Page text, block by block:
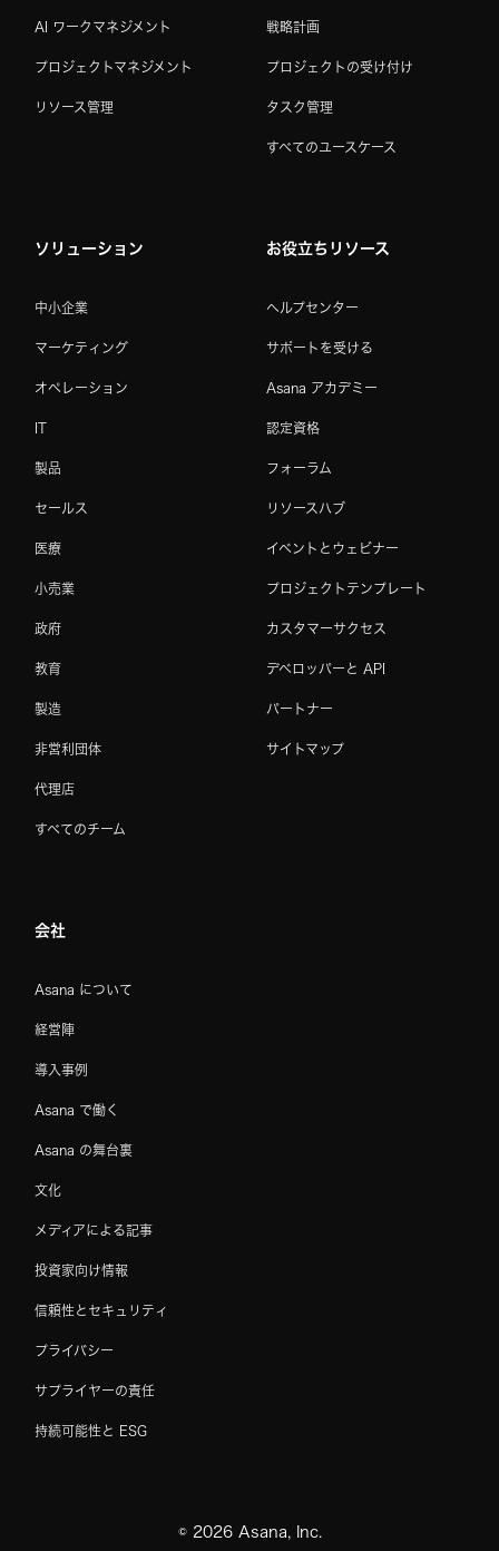
AI ワークマネジメント
プロジェクトマネジメント
リソース管理
戦略計画
プロジェクトの受け付け
タスク管理
すべてのユースケース
ソリューション
中小企業
マーケティング
オペレーション
製品
セールス
医療
小売業
政府
教育
製造
非営利団体
代理店
すべてのチーム
お役立ちリソース
ヘルプセンター
サポートを受ける
Asana アカデミー
認定資格
フォーラム
リソースハブ
イベントとウェビナー
プロジェクトテンプレート
カスタマーサクセス
デベロッパーと API
パートナー
サイトマップ
会社
Asana について
経営陣
導入事例
Asana で働く
Asana の舞台裏
文化
メディアによる記事
投資家向け情報
信頼性とセキュリティ
プライバシー
サプライヤーの責任
持続可能性と ESG
© 2026Asana, Inc.